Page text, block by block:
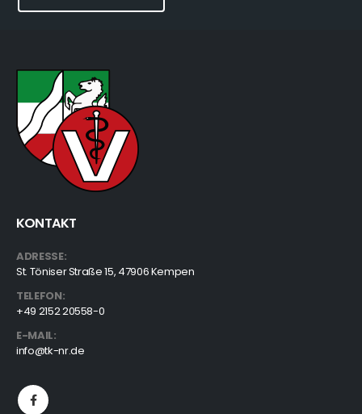
KONTAKT
ADRESSE:
St. Töniser Straße 15, 47906 Kempen
TELEFON:
+49 2152 20558-0
E-MAIL:
info@tk-nr.de